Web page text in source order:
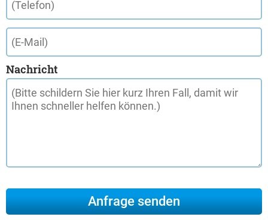
Nachricht